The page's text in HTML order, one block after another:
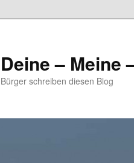
Deine – Meine
Bürger schreiben diesen Blog